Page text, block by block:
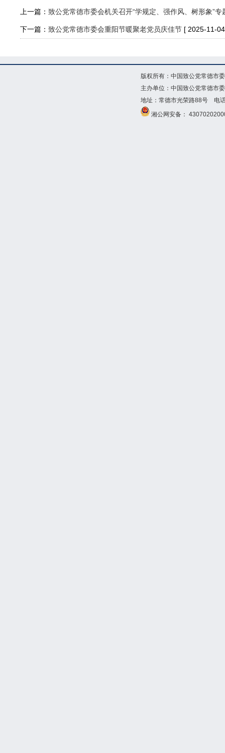
上一篇： 致公党常德市委会机关召开“学规定、强作风、树形象”专
下一篇： 致公党常德市委会重阳节暖聚老党员庆佳节 [ 2025-11-
版权所有：中国致公党常德市
主办单位：中国致公党常德市
地址：常德市光荣路88号 电
湘公网安备：